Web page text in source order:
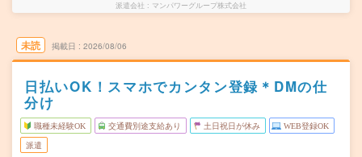
派遣会社 マンパワーグループ株式会社
未読 掲載日 2026/08/06
日払いOK！スマホでカンタン登録＊DMの仕
分け
職種未経験OK 交通費別途支給あり 土日祝日が休み WEB登録OK
派遣